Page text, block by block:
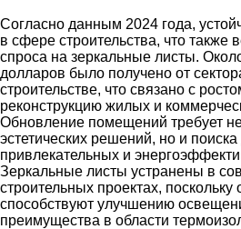
Согласно данным 2024 года,
в сфере строительства, что также
спроса на зеркальные листы.
долларов было получено от
строительстве, что связано с
реконструкцию жилых и
Обновление помещений требует
эстетических решений, но и
привлекательных и
Зеркальные листы устранены в
строительных проектах, поскольку
способствуют улучшению
преимущества в области